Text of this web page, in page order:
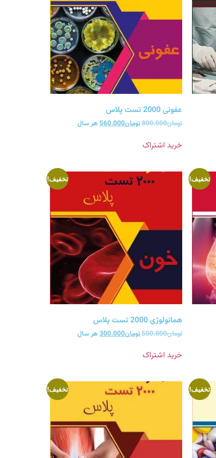
عفونی 2000 تست پلاس
تومان800.000تومان560.000هر سال
خرید اشتراک
تخفیف! تخفیف!
هماتولوژی 2000 تست پلاس
تومان500.000تومان300.000هر سال
خرید اشتراک
تخفیف! تخفیف!